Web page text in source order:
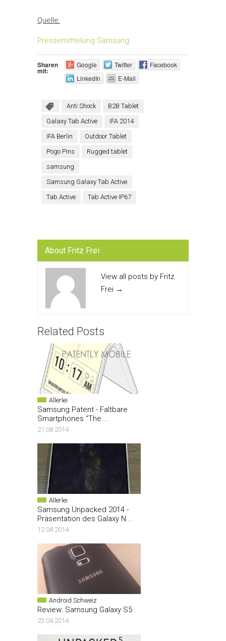
Quelle:
Pressemitteilung Samsung
Sharen
mit:
Google Twitter
Facebook
LinkedIn
E-Mail
Anti Shock
B2B Tablet
Galaxy Tab Active
IFA 2014
IFA Berlin
Outdoor Tablet
Pogo Pins
Rugged tablet
samsung
Samsung Galaxy Tab Active
Tab Active
Tab Active IP67
About Fritz Frei
View all posts by Fritz
Frei →
Related Posts
Allerlei
Samsung Patent - Faltbare
Smartphones “The ...
21.08.2014
Allerlei
Samsung Unpacked 2014 -
Präsentation des Galaxy N...
12.08.2014
Android Schweiz
Review: Samsung Galaxy S5
23.04.2014